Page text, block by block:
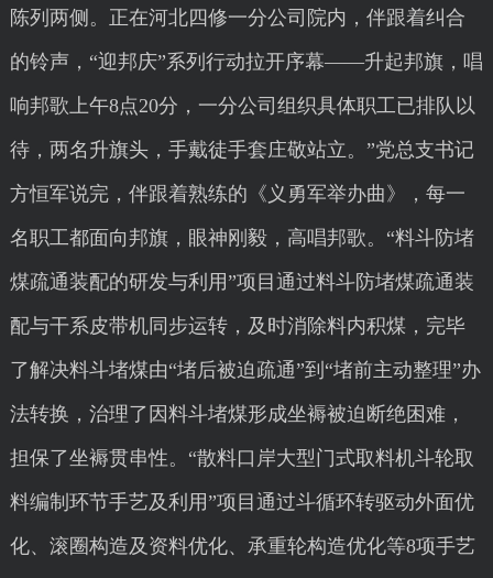
陈列两侧。正在河北四修一分公司院内，伴跟着纠合
的铃声，“迎邦庆”系列行动拉开序幕——升起邦旗，唱
响邦歌上午8点20分，一分公司组织具体职工已排队以
待，两名升旗头，手戴徒手套庄敬站立。”党总支书记
方恒军说完，伴跟着熟练的《义勇军举办曲》，每一
名职工都面向邦旗，眼神刚毅，高唱邦歌。“料斗防堵
煤疏通装配的研发与利用”项目通过料斗防堵煤疏通装
配与干系皮带机同步运转，及时消除料内积煤，完毕
了解决料斗堵煤由“堵后被迫疏通”到“堵前主动整理”办
法转换，治理了因料斗堵煤形成坐褥被迫断绝困难，
担保了坐褥贯串性。“散料口岸大型门式取料机斗轮取
料编制环节手艺及利用”项目通过斗循环转驱动外面优
化、滚圈构造及资料优化、承重轮构造优化等8项手艺